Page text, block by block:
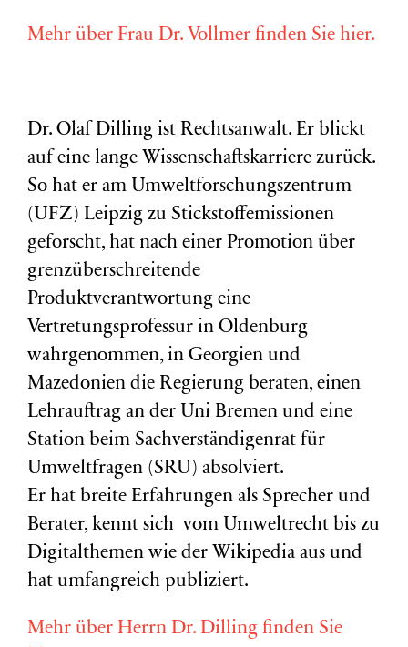
Mehr über Frau Dr. Vollmer finden Sie hier.
Dr. Olaf Dilling ist Rechtsanwalt. Er blickt
auf eine lange Wissenschaftskarriere zurück.
So hat er am Umweltforschungszentrum
(UFZ) Leipzig zu Stickstoffemissionen
geforscht, hat nach einer Promotion über
grenzüberschreitende
Produktverantwortung eine
Vertretungsprofessur in Oldenburg
wahrgenommen, in Georgien und
Mazedonien die Regierung beraten, einen
Lehrauftrag an der Uni Bremen und eine
Station beim Sachverständigenrat für
Umweltfragen (SRU) absolviert.
Er hat breite Erfahrungen als Sprecher und
Berater, kennt sich vom Umweltrecht bis zu
Digitalthemen wie der Wikipedia aus und
hat umfangreich publiziert.
Mehr über Herrn Dr. Dilling finden Sie